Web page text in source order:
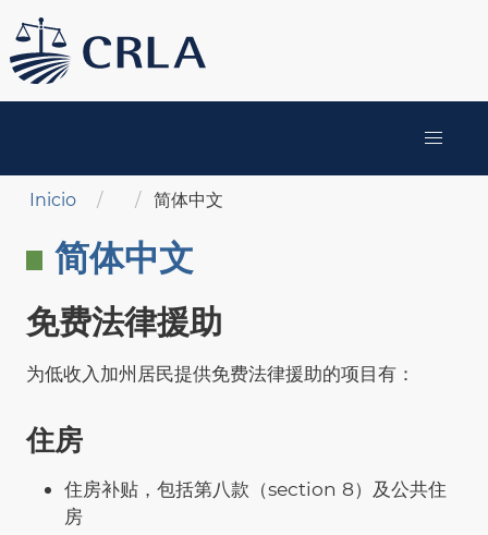
Pasar
al
contenido
Sobrescribir enlaces de ayuda a la navegación
Inicio 简体中文
简体中文
免费法律援助
为低收入加州居民提供免费法律援助的项目有：
住房
住房补贴，包括第八款（section 8）及公共住
房